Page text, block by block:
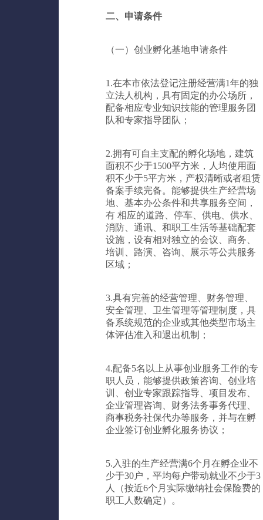
二、申请条件
（一）创业孵化基地申请条件
1.在本市依法登记注册经营满1年的独
立法人机构，具有固定的办公场所，
配备相应专业知识技能的管理服务团
队和专家指导团队；
2.拥有可自主支配的孵化场地，建筑
面积不少于1500平方米，人均使用面
积不少于5平方米，产权清晰或者租赁
备案手续完备。能够提供生产经营场
地、基本办公条件和共享服务空间，
有 相应的道路、停车、供电、供水、
消防、通讯、和职工生活等基础配套
设施，设有相对独立的会议、商务、
培训、路演、咨询、展示等公共服务
区域；
3.具有完善的经营管理、财务管理、
安全管理、卫生管理等管理制度，具
备系统规范的企业或其他类型市场主
体评估准入和退出机制；
4.配备5名以上从事创业服务工作的专
职人员，能够提供政策咨询、创业培
训、创业专家跟踪指导、项目发布、
企业管理咨询、财务法务事务代理、
商事税务社保代办等服务，并与在孵
企业签订创业孵化服务协议；
5.入驻的生产经营满6个月在孵企业不
少于30户，平均每户带动就业不少于3
人（按近6个月实际缴纳社会保险费的
职工人数确定）。